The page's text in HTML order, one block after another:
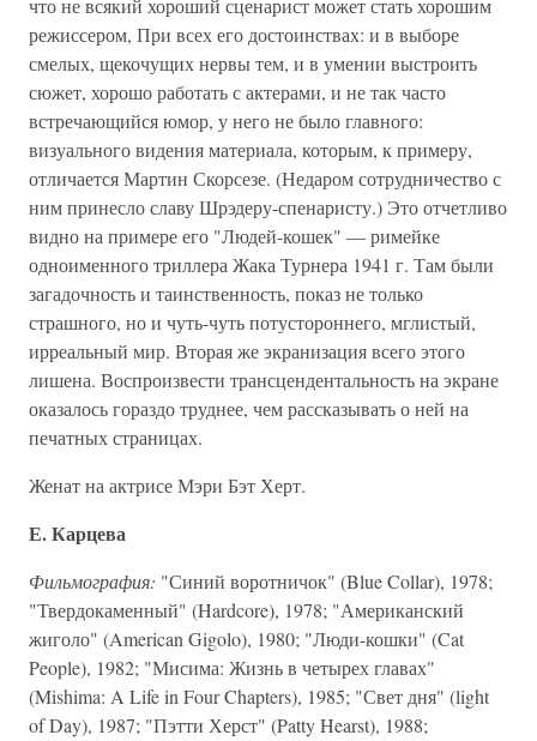
что не всякий хороший сценарист может стать хорошим
режиссером, При всех его достоинствах: и в выборе
смелых, щекочущих нервы тем, и в умении выстроить
сюжет, хорошо работать с актерами, и не так часто
встречающийся юмор, у него не было главного:
визуального видения материала, которым, к примеру,
отличается Мартин Скорсезе. (Недаром сотрудничество с
ним принесло славу Шрэдеру-спенаристу.) Это отчетливо
видно на примере его "Людей-кошек" — римейке
одноименного триллера Жака Турнера 1941 г. Там были
загадочность и таинственность, показ не только
страшного, но и чуть-чуть потустороннего, мглистый,
ирреальный мир. Вторая же экранизация всего этого
лишена. Воспроизвести трансцендентальность на экране
оказалось гораздо труднее, чем рассказывать о ней на
печатных страницах.
Женат на актрисе Мэри Бэт Херт.
Е. Карцева
Фильмография: "Синий воротничок" (Blue Collar), 1978;
"Твердокаменный" (Hardcore), 1978; "Американский
жиголо" (American Gigolo), 1980; "Люди-кошки" (Cat
People), 1982; "Мисима: Жизнь в четырех главах"
(Mishima: A Life in Four Chapters), 1985; "Свет дня" (light
of Day), 1987; "Пэтти Херст" (Patty Hearst), 1988;